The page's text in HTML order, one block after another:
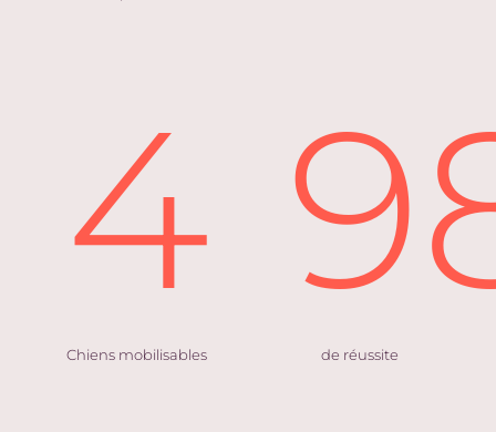
4
Chiens mobilisables de réussite